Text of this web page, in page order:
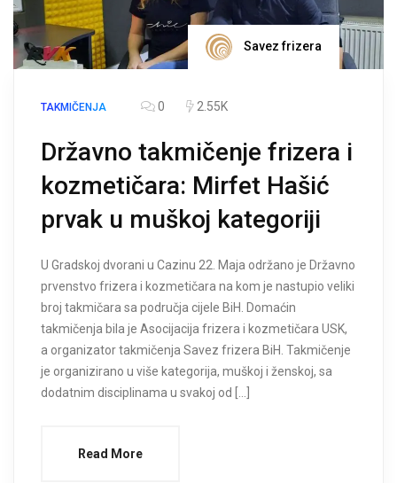
Savez frizera
TAKMIČENJA 0 2.55K
Državno takmičenje frizera i
kozmetičara: Mirfet Hašić
prvak u muškoj kategoriji
U Gradskoj dvorani u Cazinu 22. Maja održano je Državno
prvenstvo frizera i kozmetičara na kom je nastupio veliki
broj takmičara sa područja cijele BiH. Domaćin
takmičenja bila je Asocijacija frizera i kozmetičara USK,
a organizator takmičenja Savez frizera BiH. Takmičenje
je organizirano u više kategorija, muškoj i ženskoj, sa
dodatnim disciplinama u svakoj od […]
Read More